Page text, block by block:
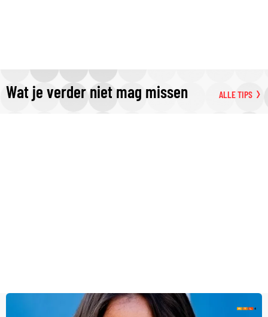
Wat je verder niet mag missen ALLE TIPS